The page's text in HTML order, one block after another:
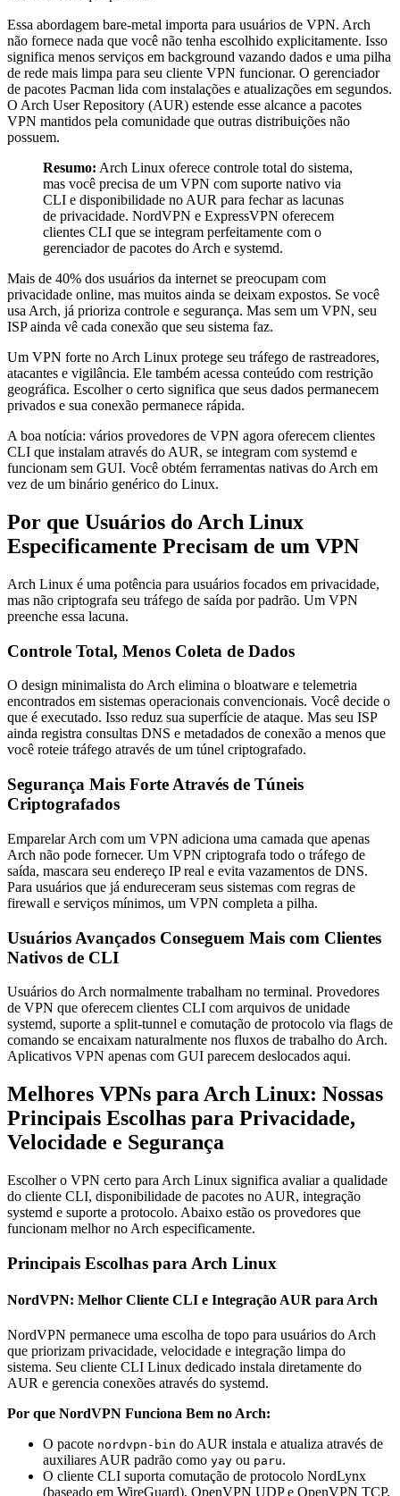
Essa abordagem bare-metal importa para usuários de VPN. Arch
não fornece nada que você não tenha escolhido explicitamente. Isso
significa menos serviços em background vazando dados e uma pilha
de rede mais limpa para seu cliente VPN funcionar. O gerenciador
de pacotes Pacman lida com instalações e atualizações em segundos.
O Arch User Repository (AUR) estende esse alcance a pacotes
VPN mantidos pela comunidade que outras distribuições não
possuem.
Resumo: Arch Linux oferece controle total do sistema,
mas você precisa de um VPN com suporte nativo via
CLI e disponibilidade no AUR para fechar as lacunas
de privacidade. NordVPN e ExpressVPN oferecem
clientes CLI que se integram perfeitamente com o
gerenciador de pacotes do Arch e systemd.
Mais de 40% dos usuários da internet se preocupam com
privacidade online, mas muitos ainda se deixam expostos. Se você
usa Arch, já prioriza controle e segurança. Mas sem um VPN, seu
ISP ainda vê cada conexão que seu sistema faz.
Um VPN forte no Arch Linux protege seu tráfego de rastreadores,
atacantes e vigilância. Ele também acessa conteúdo com restrição
geográfica. Escolher o certo significa que seus dados permanecem
privados e sua conexão permanece rápida.
A boa notícia: vários provedores de VPN agora oferecem clientes
CLI que instalam através do AUR, se integram com systemd e
funcionam sem GUI. Você obtém ferramentas nativas do Arch em
vez de um binário genérico do Linux.
Por que Usuários do Arch Linux
Especificamente Precisam de um VPN
Arch Linux é uma potência para usuários focados em privacidade,
mas não criptografa seu tráfego de saída por padrão. Um VPN
preenche essa lacuna.
Controle Total, Menos Coleta de Dados
O design minimalista do Arch elimina o bloatware e telemetria
encontrados em sistemas operacionais convencionais. Você decide o
que é executado. Isso reduz sua superfície de ataque. Mas seu ISP
ainda registra consultas DNS e metadados de conexão a menos que
você roteie tráfego através de um túnel criptografado.
Segurança Mais Forte Através de Túneis
Criptografados
Emparelar Arch com um VPN adiciona uma camada que apenas
Arch não pode fornecer. Um VPN criptografa todo o tráfego de
saída, mascara seu endereço IP real e evita vazamentos de DNS.
Para usuários que já endureceram seus sistemas com regras de
firewall e serviços mínimos, um VPN completa a pilha.
Usuários Avançados Conseguem Mais com Clientes
Nativos de CLI
Usuários do Arch normalmente trabalham no terminal. Provedores
de VPN que oferecem clientes CLI com arquivos de unidade
systemd, suporte a split-tunnel e comutação de protocolo via flags de
comando se encaixam naturalmente nos fluxos de trabalho do Arch.
Aplicativos VPN apenas com GUI parecem deslocados aqui.
Melhores VPNs para Arch Linux: Nossas
Principais Escolhas para Privacidade,
Velocidade e Segurança
Escolher o VPN certo para Arch Linux significa avaliar a qualidade
do cliente CLI, disponibilidade de pacotes no AUR, integração
systemd e suporte a protocolo. Abaixo estão os provedores que
funcionam melhor no Arch especificamente.
Principais Escolhas para Arch Linux
NordVPN: Melhor Cliente CLI e Integração AUR para Arch
NordVPN permanece uma escolha de topo para usuários do Arch
que priorizam privacidade, velocidade e integração limpa do
sistema. Seu cliente CLI Linux dedicado instala diretamente do
AUR e gerencia conexões através do systemd.
Por que NordVPN Funciona Bem no Arch:
O pacote nordvpn-bin do AUR instala e atualiza através de
auxiliares AUR padrão como yay ou paru.
O cliente CLI suporta comutação de protocolo NordLynx
(baseado em WireGuard), OpenVPN UDP e OpenVPN TCP.